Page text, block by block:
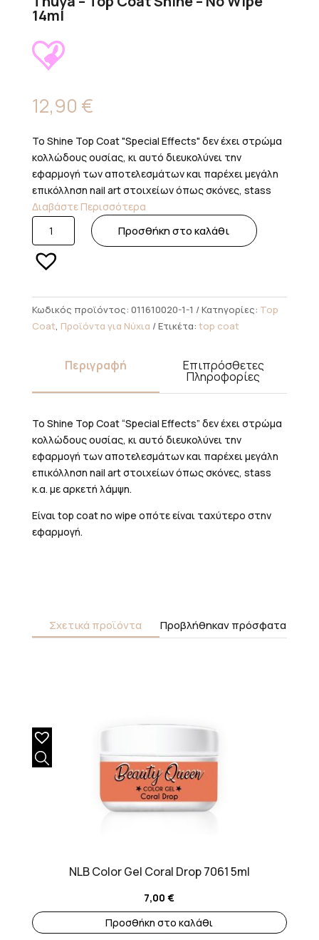
14ml
12,90 €
Το Shine Top Coat "Special Effects" δεν έχει στρώμα
κολλώδους ουσίας, κι αυτό διευκολύνει την
εφαρμογή των αποτελεσμάτων και παρέχει μεγάλη
επικόλληση nail artστοιχείων όπως σκόνες, stass
Διαβάστε Περισσότερα
-
Top
Coat
-
No
ποσότητα
Προσθήκη στο καλάθι
Κωδικός προϊόντος: 011610020-1-1 Κατηγορίες: Top
Coat, Προϊόντα για Νύχια Ετικέτα: top coat
Περιγραφή Επιπρόσθετες
Πληροφορίες
Το Shine Top Coat “Special Effects” δεν έχει στρώμα
κολλώδους ουσίας, κι αυτό διευκολύνει την
εφαρμογή των αποτελεσμάτων και παρέχει μεγάλη
επικόλληση nail artστοιχείων όπως σκόνες, stass
κ.α. με αρκετή λάμψη.
Είναιtop coat no wipe οπότε είναι ταχύτερο στην
εφαρμογή.
Σχετικά προϊόντα Προβλήθηκαν πρόσφατα
NLB Color Gel Coral Drop 7061 5ml
7,00€
Προσθήκη στο καλάθι